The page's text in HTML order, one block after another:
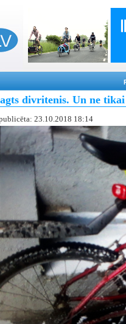
divritenis. Un ne tikai
23.10.2018 18:14